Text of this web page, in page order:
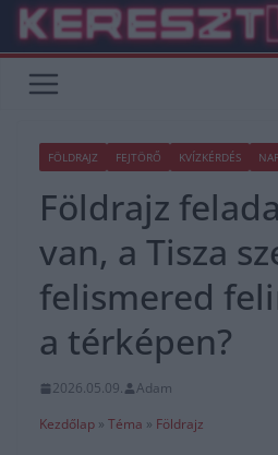
Skip
content
FÖLDRAJZ FEJTÖRŐ KVÍZKÉRDÉS
Földrajz
van, a Tisza
felismered
a térképen?
2026.05.09.
Adam
Kezdőlap » Téma » Földrajz